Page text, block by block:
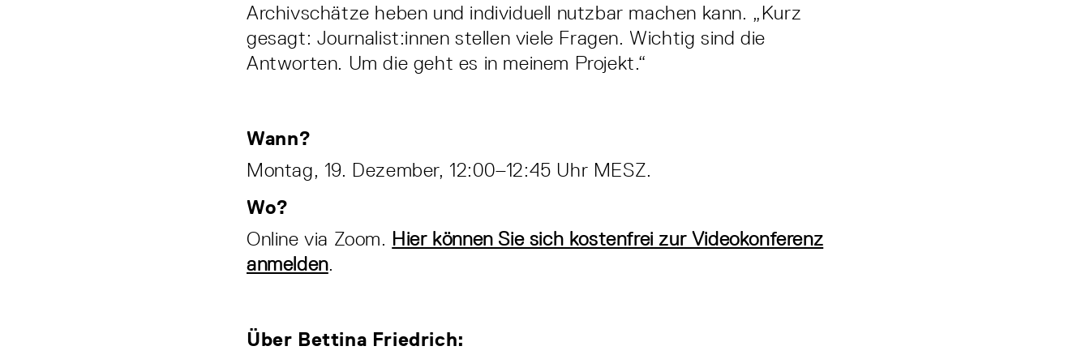
Archivschätze heben und individuell nutzbar machen kann. „Kurz
gesagt: Journalist:innen stellen viele Fragen. Wichtig sind die
Antworten. Um die geht es in meinem Projekt.“
Wann?
Montag, 19. Dezember, 12:00–12:45 Uhr MESZ.
Wo?
Online via Zoom. Hier können Sie sich kostenfrei zur Videokonferenz
anmelden.
Über Bettina Friedrich: